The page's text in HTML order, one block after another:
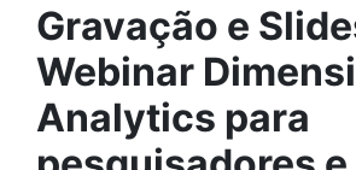
Gravação e
Webinar
Analytics para